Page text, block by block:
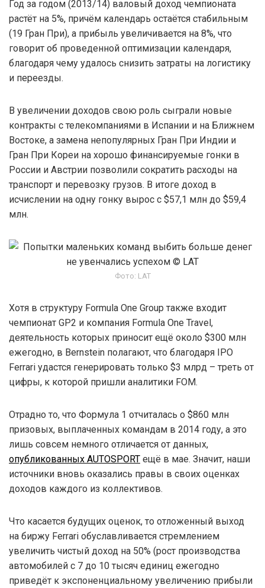
Год за годом (2013/14) валовый доход чемпионата
растёт на 5%, причём календарь остаётся стабильным
(19 Гран При), а прибыль увеличивается на 8%, что
говорит об проведенной оптимизации календаря,
благодаря чему удалось снизить затраты на логистику
и переезды.
В увеличении доходов свою роль сыграли новые
контракты с телекомпаниями в Испании и на Ближнем
Востоке, а замена непопулярных Гран При Индии и
Гран При Кореи на хорошо финансируемые гонки в
России и Австрии позволили сократить расходы на
транспорт и перевозку грузов. В итоге доход в
исчислении на одну гонку вырос с $57,1 млн до $59,4
млн.
Фото: LAT
Хотя в структуру Formula One Group также входит
чемпионат GP2 и компания Formula One Travel,
деятельность которых приносит ещё около $300 млн
ежегодно, в Bernstein полагают, что благодаря IPO
Ferrari удастся генерировать только $3 млрд – треть от
цифры, к которой пришли аналитики FOM.
Отрадно то, что Формула 1 отчиталась о $860 млн
призовых, выплаченных командам в 2014 году, а это
лишь совсем немного отличается от данных,
опубликованных AUTOSPORT ещё в мае. Значит, наши
источники вновь оказались правы в своих оценках
доходов каждого из коллективов.
Что касается будущих оценок, то отложенный выход
на биржу Ferrari обуславливается стремлением
увеличить чистый доход на 50% (рост производства
автомобилей с 7 до 10 тысяч единиц ежегодно
приведёт к экспоненциальному увеличению прибыли